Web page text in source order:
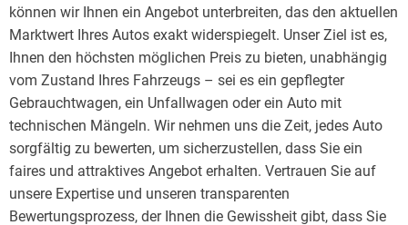
können wir Ihnen ein Angebot unterbreiten, das den aktuellen
Marktwert Ihres Autos exakt widerspiegelt. Unser Ziel ist es,
Ihnen den höchsten möglichen Preis zu bieten, unabhängig
vom Zustand Ihres Fahrzeugs – sei es ein gepflegter
Gebrauchtwagen, ein Unfallwagen oder ein Auto mit
technischen Mängeln. Wir nehmen uns die Zeit, jedes Auto
sorgfältig zu bewerten, um sicherzustellen, dass Sie ein
faires und attraktives Angebot erhalten. Vertrauen Sie auf
unsere Expertise und unseren transparenten
Bewertungsprozess, der Ihnen die Gewissheit gibt, dass Sie